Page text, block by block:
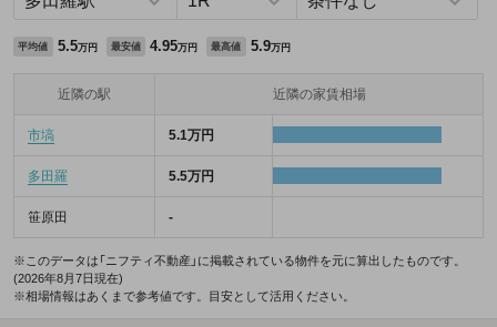
平均値 5.5万円 最安値 4.95万円 最高値 5.9万円
近隣の駅 近隣の家賃相場
市塙 5.1万円
多田羅 5.5万円
笹原田 -
※このデータは「ニフティ不動産」に掲載されている物件を元に算出したものです。
(2026年8月7日現在)
※相場情報はあくまで参考値です。目安として活用ください。